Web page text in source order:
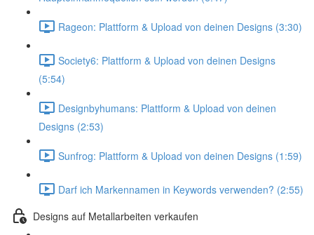
Rageon: Plattform & Upload von deinen Designs (3:30)
Society6: Plattform & Upload von deinen Designs
(5:54)
Designbyhumans: Plattform & Upload von deinen
Designs (2:53)
Sunfrog: Plattform & Upload von deinen Designs (1:59)
Darf ich Markennamen in Keywords verwenden? (2:55)
Designs auf Metallarbeiten verkaufen